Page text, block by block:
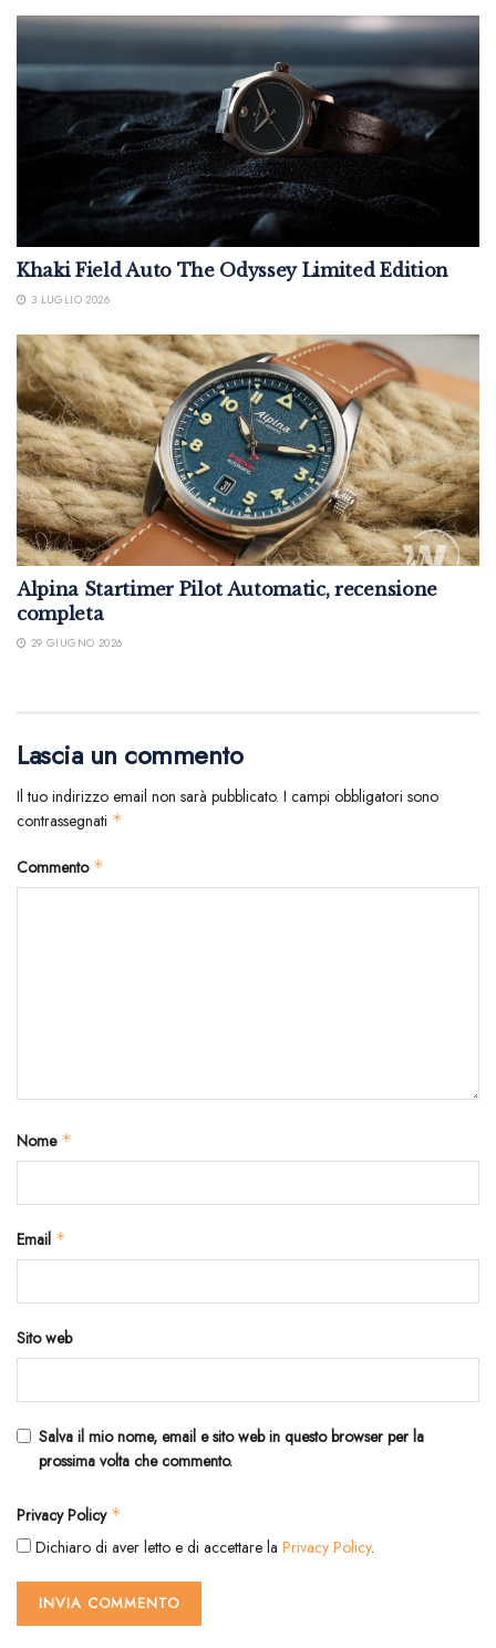
Khaki Field Auto The Odyssey Limited Edition
3 LUGLIO 2026
Alpina Startimer Pilot Automatic, recensione
completa
29 GIUGNO 2026
Lascia un commento
Il tuo indirizzo email non sarà pubblicato. I campi obbligatori sono
contrassegnati *
Commento *
Nome *
Email *
Sito web
Salva il mio nome, email e sito web in questo browser per la
prossima volta che commento.
Privacy Policy *
Dichiaro di aver letto e di accettare la Privacy Policy.